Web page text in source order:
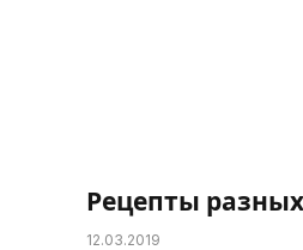
Рецепты
12.03.2019